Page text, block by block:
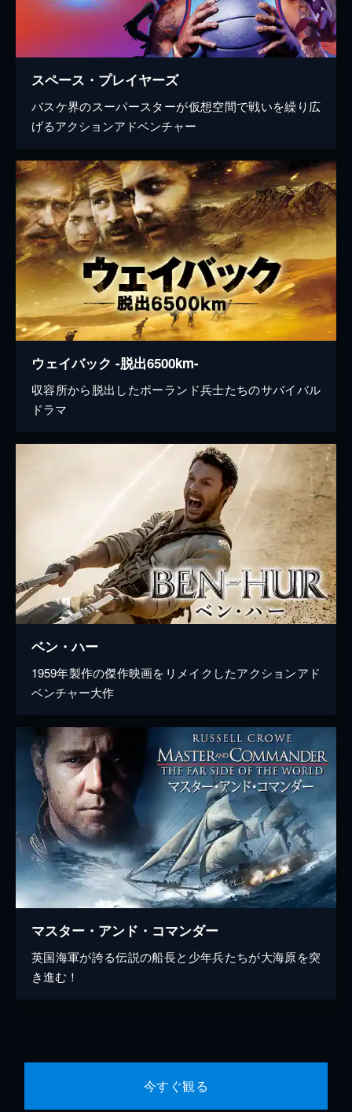
スペース・プレイヤーズ
バスケ界のスーパースターが仮想空間で戦いを繰り広
げるアクションアドベンチャー
ウェイバック -脱出6500km-
収容所から脱出したポーランド兵士たちのサバイバル
ドラマ
ベン・ハー
1959年製作の傑作映画をリメイクしたアクションアド
ベンチャー大作
マスター・アンド・コマンダー
英国海軍が誇る伝説の船長と少年兵たちが大海原を突
き進む！
今すぐ観る